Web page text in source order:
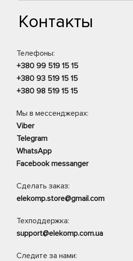
Контакты
Телефоны:
+380 99 519 15 15
+380 93 519 15 15
+380 98 519 15 15
Мы в мессенджерах:
Viber
Telegram
WhatsApp
Facebook messanger
Сделать заказ:
elekomp.store@gmail.com
Техподдержка:
support@elekomp.com.ua
Следите за нами: